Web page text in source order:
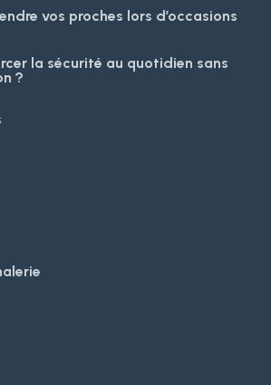
vos proches lors d’occasions
la sécurité au quotidien sans
?